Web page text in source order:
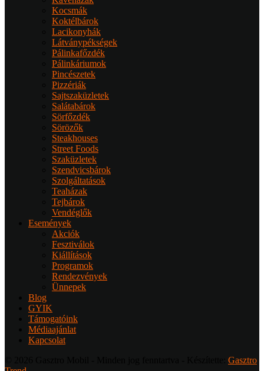
Kocsmák
Koktélbárok
Lacikonyhák
Látványpékségek
Pálinkafőzdék
Pálinkáriumok
Pincészetek
Pizzériák
Sajtszaküzletek
Salátabárok
Sörfőzdék
Sörözők
Steakhouses
Street Foods
Szaküzletek
Szendvicsbárok
Szolgáltatások
Teaházak
Tejbárok
Vendéglők
Események
Akciók
Fesztiválok
Kiállítások
Programok
Rendezvények
Ünnepek
Blog
GYIK
Támogatóink
Médiaajánlat
Kapcsolat
Gasztro